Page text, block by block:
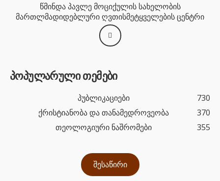
წმინდა პავლე მოციქულის სახელობის
მართლმადიდებლური ღვთისმეტყველების ცენტრი
პოპულარული თემები
პუბლიკაციები
730
ქრისტიანობა და თანამედროვეობა
370
თეოლოგიური ნაშრომები
355
შესაწირი